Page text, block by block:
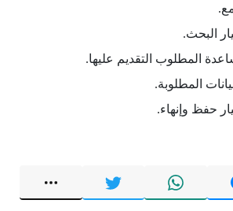
البحث.
المطلوب التقديم عليها.
المطلوبة.
حفظ وإنهاء.